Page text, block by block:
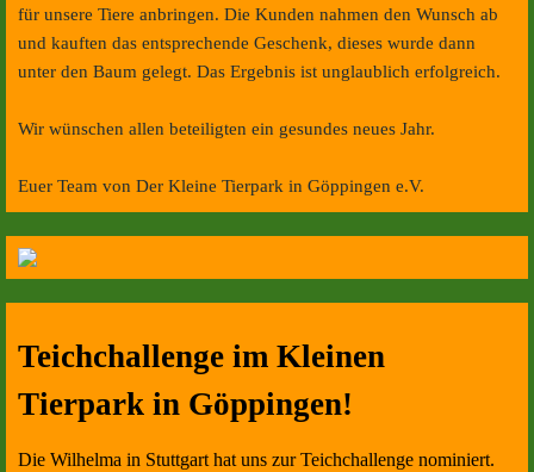
für unsere Tiere anbringen. Die Kunden nahmen den Wunsch ab
und kauften das entsprechende Geschenk, dieses wurde dann
unter den Baum gelegt. Das Ergebnis ist unglaublich erfolgreich.
Wir wünschen allen beteiligten ein gesundes neues Jahr.
Euer Team von Der Kleine Tierpark in Göppingen e.V.
Teichchallenge im Kleinen
Tierpark in Göppingen!
Die Wilhelma in Stuttgart hat uns zur Teichchallenge nominiert.